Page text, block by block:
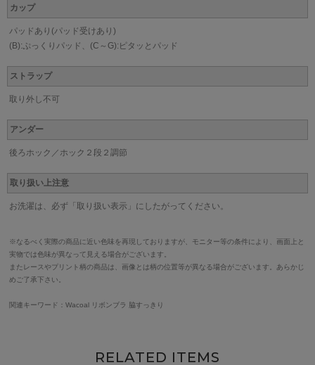
カップ
パッドあり(パッド受けあり)
(B):ぷっくりパッド、(C～G):ピタッとパッド
ストラップ
取り外し不可
アンダー
後ろホック／ホック２段２調節
取り扱い上注意
お洗濯は、必ず「取り扱い表示」にしたがってください。
※なるべく実際の商品に近い色味を再現しておりますが、モニター等の条件により、画面上と
実物では色味が異なって見える場合がございます。
またレースやプリント柄の商品は、画像とは柄の位置等が異なる場合がございます。あらかじ
めご了承下さい。
関連キーワード：Wacoal リボンブラ 脇すっきり
RELATED ITEMS